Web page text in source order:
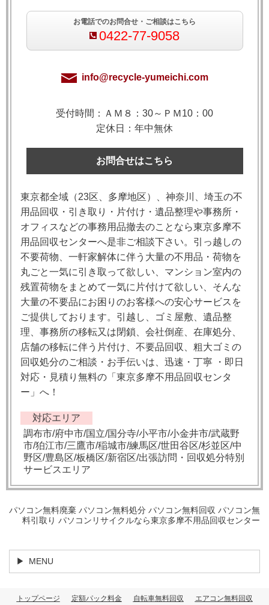
お電話でのお問合せ・ご相談はこちら
0422-77-9058
info@recycle-yumeichi.com
受付時間：ＡＭ８：30～ＰＭ10：00
定休日：年中無休
お問合せはこちら
東京都全域（23区、多摩地区）、神奈川、埼玉の不
用品回収・引き取り・片付け・遺品整理や事務所・
オフィスなどの事務用品撤去のことなら東京多摩不
用品回収センターへ是非ご相談下さい。引っ越しの
不要荷物、一軒家解体に伴う大量の不用品・荷物を
丸ごと一気に引き取って欲しい、マンション室内の
残置荷物をまとめて一気に片付けて欲しい、そんな
大量の不要品にお困りのお客様への安心サービスを
ご提供しております。引越し、ゴミ屋敷、遺品整
理、事務所の移転又は閉鎖、会社倒産、在庫処分、
店舗の移転に伴う片付け、不要品回収、粗大ゴミの
回収処分のご相談・お手伝いは、迅速・丁寧 ・即日
対応・見積り無料の「東京多摩不用品回収センタ
ー」へ！
対応エリア
調布市/府中市/国立/国分寺/小平市/小金井市/武蔵野
市/狛江市/三鷹市/稲城市/練馬区/世田谷区/杉並区/中
野区/豊島区/板橋区/新宿区/出張訪問・回収処分特別
サービスエリア
パソコン無料廃棄 パソコン無料処分 パソコン無料回収 パソコン無
料引取り パソコンリサイクルなら東京多摩不用品回収センター
MENU
トップページ 定額パック料金 自転車無料回収
エアコン無料回収